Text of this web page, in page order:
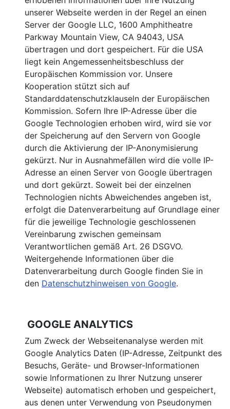
unserer Webseite werden in der Regel an einen
Server der Google LLC, 1600 Amphitheatre
Parkway Mountain View, CA 94043, USA
übertragen und dort gespeichert. Für die USA
liegt kein Angemessenheitsbeschluss der
Europäischen Kommission vor. Unsere
Kooperation stützt sich auf
Standarddatenschutzklauseln der Europäischen
Kommission. Sofern Ihre IP-Adresse über die
Google Technologien erhoben wird, wird sie vor
der Speicherung auf den Servern von Google
durch die Aktivierung der IP-Anonymisierung
gekürzt. Nur in Ausnahmefällen wird die volle IP-
Adresse an einen Server von Google übertragen
und dort gekürzt. Soweit bei der einzelnen
Technologien nichts Abweichendes angeben ist,
erfolgt die Datenverarbeitung auf Grundlage einer
für die jeweilige Technologie geschlossenen
Vereinbarung zwischen gemeinsam
Verantwortlichen gemäß Art. 26 DSGVO.
Weitergehende Informationen über die
Datenverarbeitung durch Google finden Sie in
den Datenschutzhinweisen von Google.
GOOGLE ANALYTICS
Zum Zweck der Webseitenanalyse werden mit
Google Analytics Daten (IP-Adresse, Zeitpunkt des
Besuchs, Geräte- und Browser-Informationen
sowie Informationen zu Ihrer Nutzung unserer
Webseite) automatisch erhoben und gespeichert,
aus denen unter Verwendung von Pseudonymen